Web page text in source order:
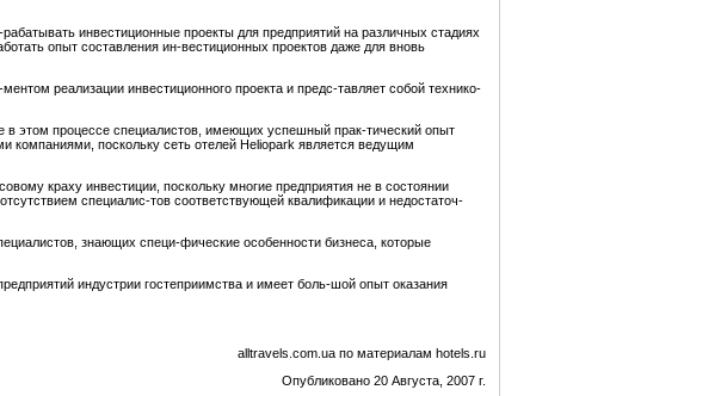
инвестиционные проекты для предприятий на различных стадиях
опыт составления ин-вестиционных проектов даже для вновь
реализации инвестиционного проекта и предс-тавляет собой технико-
в этом процессе специалистов, имеющих успешный прак-тический опыт
компаниями, поскольку сеть отелей Heliopark является ведущим
краху инвестиции, поскольку многие предприятия не в состоянии
специалис-тов соответствующей квалификации и недостаточ-
знающих специ-фические особенности бизнеса, которые
индустрии гостеприимства и имеет боль-шой опыт оказания
alltravels.com.ua по материалам hotels.ru
Опубликовано 20 Августа, 2007 г.